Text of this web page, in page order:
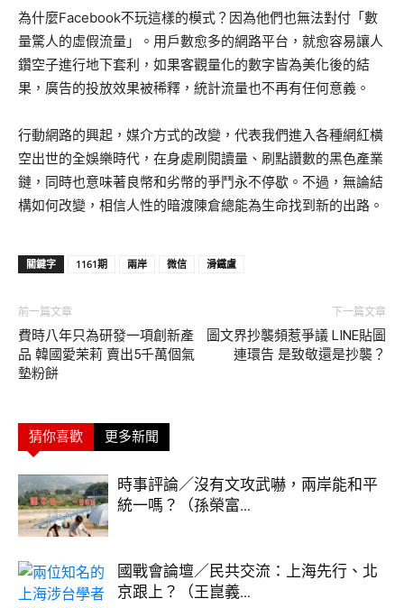
為什麼Facebook不玩這樣的模式？因為他們也無法對付「數
量驚人的虛假流量」。用戶數愈多的網路平台，就愈容易讓人
鑽空子進行地下套利，如果客觀量化的數字皆為美化後的結
果，廣告的投放效果被稀釋，統計流量也不再有任何意義。
行動網路的興起，媒介方式的改變，代表我們進入各種網紅橫
空出世的全娛樂時代，在身處刷閱讀量、刷點讚數的黑色產業
鏈，同時也意味著良幣和劣幣的爭鬥永不停歇。不過，無論結
構如何改變，相信人性的暗渡陳倉總能為生命找到新的出路。
關鍵字 1161期 兩岸 微信 滑鐵盧
前一篇文章
費時八年只為研發一項創新產
品 韓國愛茉莉 賣出5千萬個氣
墊粉餅
下一篇文章
圖文界抄襲頻惹爭議 LINE貼圖
連環告 是致敬還是抄襲？
猜你喜歡 更多新聞
時事評論／沒有文攻武嚇，兩岸能和平
統一嗎？（孫榮富...
國戰會論壇／民共交流：上海先行、北
京跟上？（王崑義...